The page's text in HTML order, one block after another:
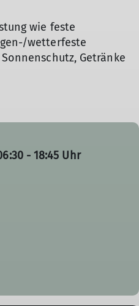
wie feste
wetterfeste
Getränke
- 18:45 Uhr